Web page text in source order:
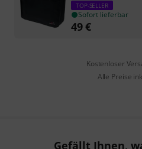
TOP-SELLER
Sofort lieferbar
49€
Kostenloser
Alle Preise
Gefällt Ihnen,